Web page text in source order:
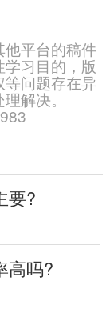
平台的稿件
习目的，版
问题存在异
解决。
要?
高吗?